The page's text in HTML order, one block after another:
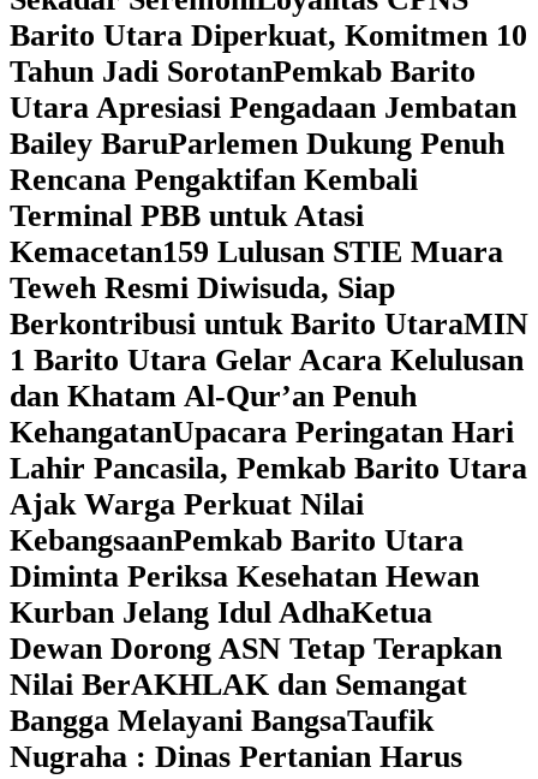
Barito Utara Diperkuat, Komitmen 10
Tahun Jadi SorotanPemkab Barito
Utara Apresiasi Pengadaan Jembatan
Bailey BaruParlemen Dukung Penuh
Rencana Pengaktifan Kembali
Terminal PBB untuk Atasi
Kemacetan159 Lulusan STIE Muara
Teweh Resmi Diwisuda, Siap
Berkontribusi untuk Barito UtaraMIN
1 Barito Utara Gelar Acara Kelulusan
dan Khatam Al-Qur’an Penuh
KehangatanUpacara Peringatan Hari
Lahir Pancasila, Pemkab Barito Utara
Ajak Warga Perkuat Nilai
KebangsaanPemkab Barito Utara
Diminta Periksa Kesehatan Hewan
Kurban Jelang Idul AdhaKetua
Dewan Dorong ASN Tetap Terapkan
Nilai BerAKHLAK dan Semangat
Bangga Melayani BangsaTaufik
Nugraha : Dinas Pertanian Harus